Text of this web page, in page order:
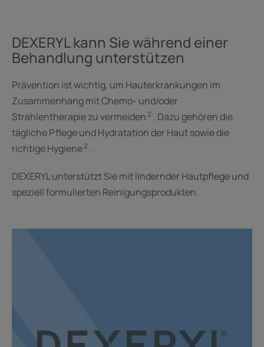
DEXERYL kann Sie während einer
Behandlung unterstützen
Prävention ist wichtig, um Hauterkrankungen im
Zusammenhang mit Chemo- und/oder
Strahlentherapie zu vermeiden2 . Dazu gehören die
tägliche Pflege und Hydratation der Haut sowie die
richtige Hygiene2 .
DEXERYL unterstützt Sie mit lindernder Hautpflege und
speziell formulierten Reinigungsprodukten.